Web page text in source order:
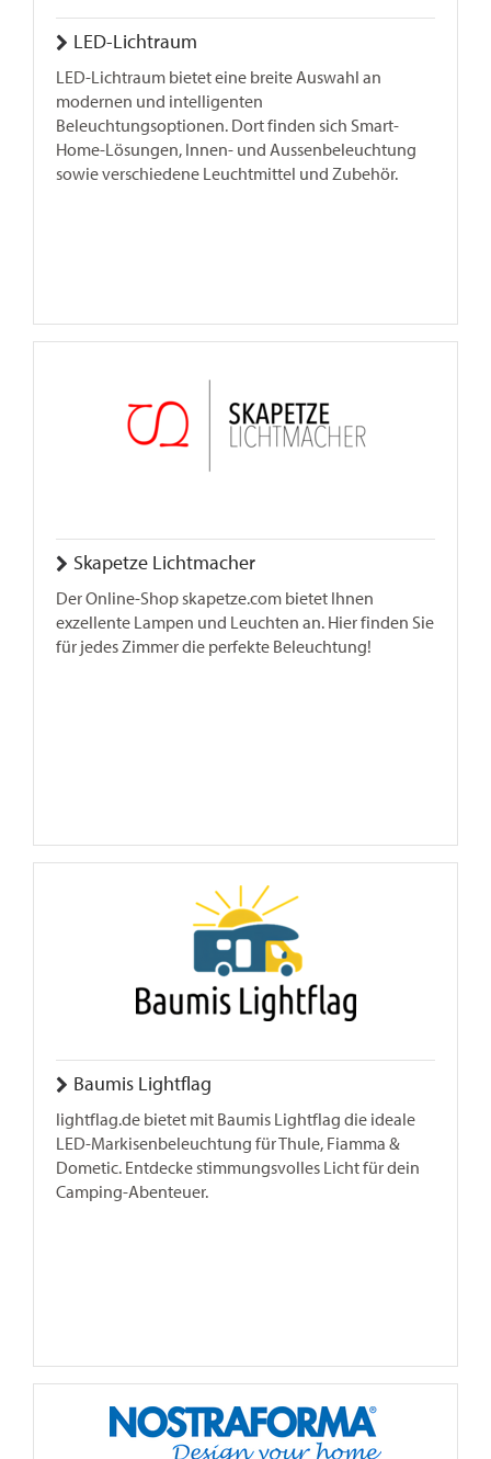
LED-Lichtraum
LED-Lichtraum bietet eine breite Auswahl an
modernen und intelligenten
Beleuchtungsoptionen. Dort finden sich Smart-
Home-Lösungen, Innen- und Aussenbeleuchtung
sowie verschiedene Leuchtmittel und Zubehör.
Skapetze Lichtmacher
Der Online-Shop skapetze.com bietet Ihnen
exzellente Lampen und Leuchten an. Hier finden Sie
für jedes Zimmer die perfekte Beleuchtung!
Baumis Lightflag
lightflag.de bietet mit Baumis Lightflag die ideale
LED-Markisenbeleuchtung für Thule, Fiamma &
Dometic. Entdecke stimmungsvolles Licht für dein
Camping-Abenteuer.